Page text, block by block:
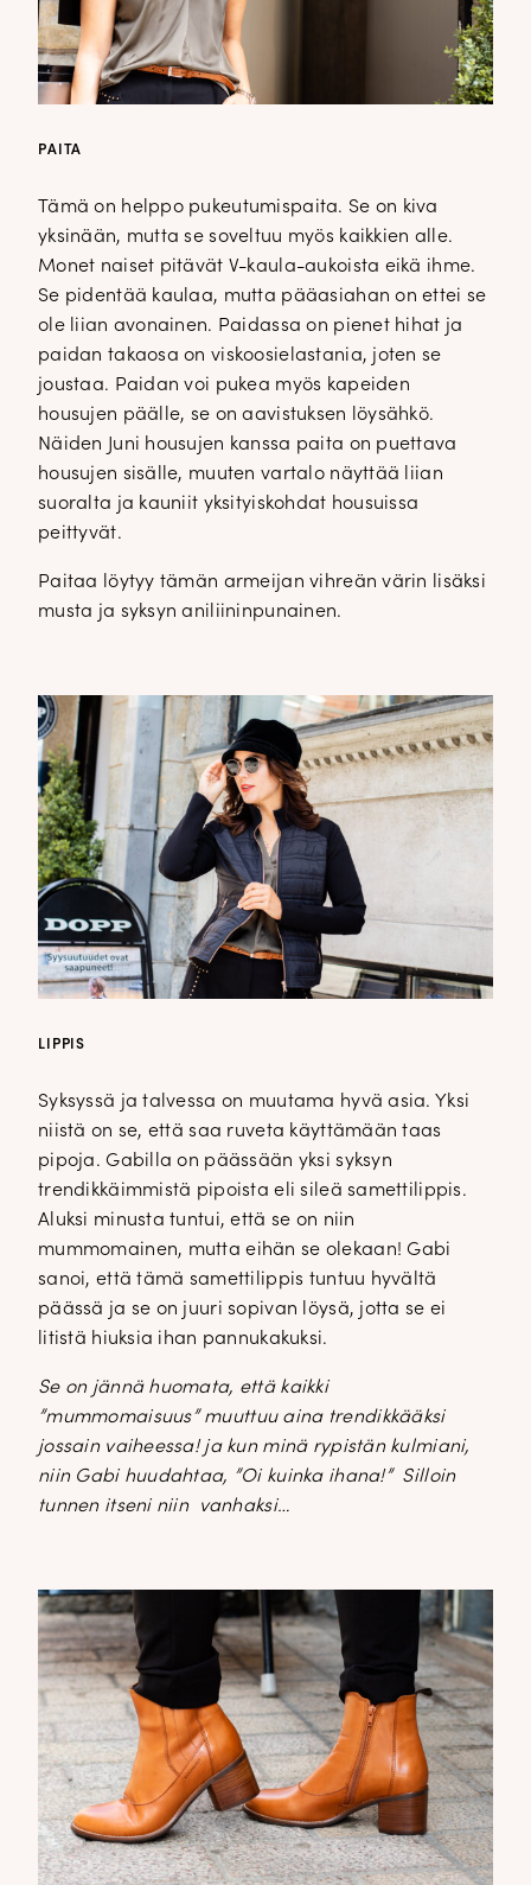
PAITA
Tämä on helppo pukeutumispaita. Se on kiva
yksinään, mutta se soveltuu myös kaikkien alle.
Monet naiset pitävät V-kaula-aukoista eikä ihme.
Se pidentää kaulaa, mutta pääasiahan on ettei se
ole liian avonainen. Paidassa on pienet hihat ja
paidan takaosa on viskoosielastania, joten se
joustaa. Paidan voi pukea myös kapeiden
housujen päälle, se on aavistuksen löysähkö.
Näiden Juni housujen kanssa paita on puettava
housujen sisälle, muuten vartalo näyttää liian
suoralta ja kauniit yksityiskohdat housuissa
peittyvät.
Paitaa löytyy tämän armeijan vihreän värin lisäksi
musta ja syksyn aniliininpunainen.
LIPPIS
Syksyssä ja talvessa on muutama hyvä asia. Yksi
niistä on se, että saa ruveta käyttämään taas
pipoja. Gabilla on päässään yksi syksyn
trendikkäimmistä pipoista eli sileä samettilippis.
Aluksi minusta tuntui, että se on niin
mummomainen, mutta eihän se olekaan! Gabi
sanoi, että tämä samettilippis tuntuu hyvältä
päässä ja se on juuri sopivan löysä, jotta se ei
litistä hiuksia ihan pannukakuksi.
Se on jännä huomata, että kaikki
”mummomaisuus” muuttuu aina trendikkääksi
jossain vaiheessa! ja kun minä rypistän kulmiani,
niin Gabi huudahtaa, ”Oi kuinka ihana!” Silloin
tunnen itseni niin vanhaksi…